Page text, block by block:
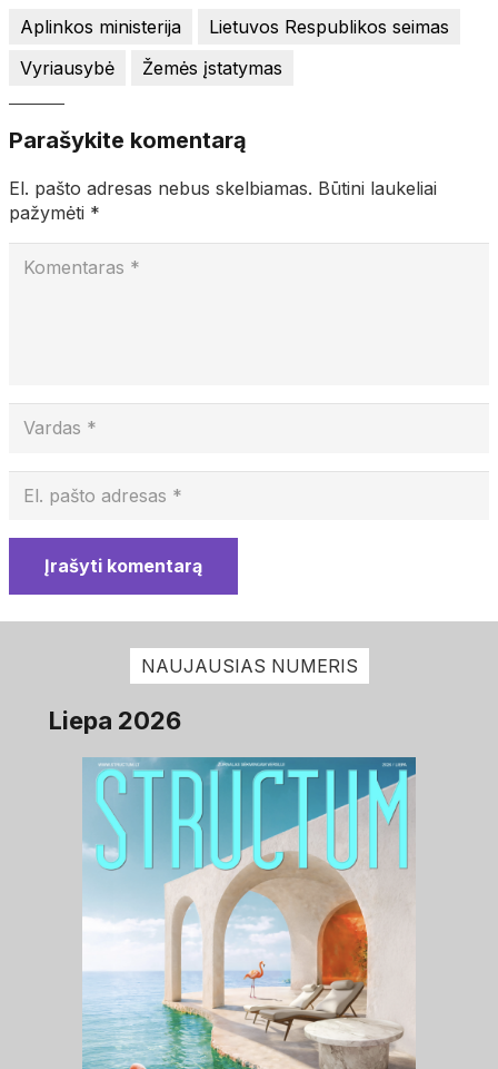
Aplinkos ministerija
Lietuvos Respublikos seimas
Vyriausybė
Žemės įstatymas
Parašykite komentarą
El. pašto adresas nebus skelbiamas. Būtini laukeliai
pažymėti *
Įrašyti komentarą
NAUJAUSIAS NUMERIS
Liepa 2026